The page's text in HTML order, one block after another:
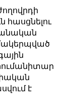
հասցնելու
է